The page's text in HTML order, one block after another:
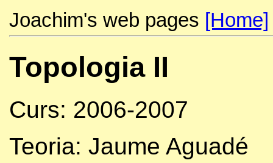
Joachim's web pages [Home]
Topologia II
Curs: 2006-2007
Teoria: Jaume Aguadé